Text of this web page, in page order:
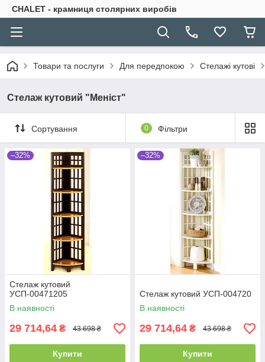
CHALET - крамниця столярних виробів
Товари та послуги Для передпокою Стелажі кутові
Стелаж кутовий "Меніст"
Сортування 0 Фільтри
–32%
Стелаж кутовий
УСП-00471205
В наявності
29 714,64 ₴ 43 698 ₴
Купити
–32%
Стелаж кутовий УСП-004720
В наявності
29 714,64 ₴ 43 698 ₴
Купити